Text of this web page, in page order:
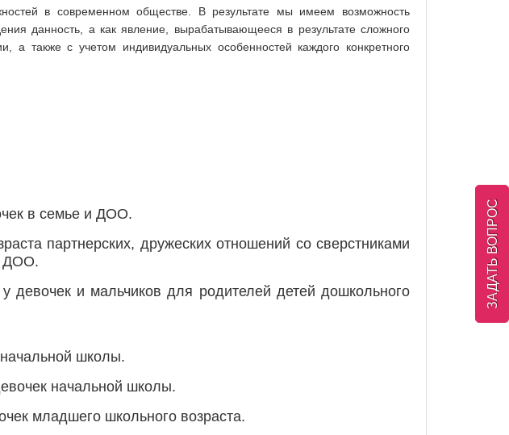
в современном обществе. В результате мы имеем возможность
данность, а как явление, вырабатывающееся в результате сложного
а также с учетом индивидуальных особенностей каждого конкретного
в семье и ДОО.
партнерских, дружеских отношений со сверстниками
ДОО.
девочек и мальчиков для родителей детей дошкольного
школы.
начальной школы.
младшего школьного возраста.
ЗАДАТЬ ВОПРОС